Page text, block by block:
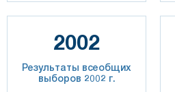
2002
Результаты всеобщих
выборов 2002 г.